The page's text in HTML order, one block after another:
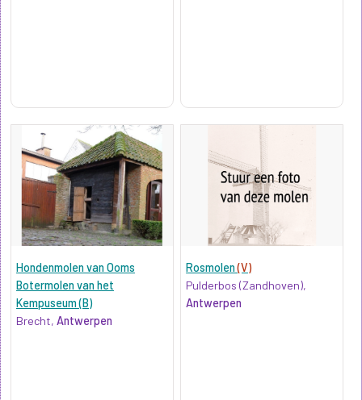
Hondenmolen van Ooms
Botermolen van het
Kempuseum (B)
Brecht, Antwerpen
Rosmolen(V)
Pulderbos (Zandhoven),
Antwerpen